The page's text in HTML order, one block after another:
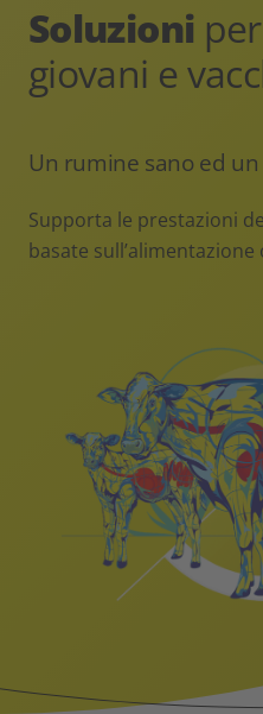
Soluzioni
giovani e
Un rumine sano ed
Supporta le prestazioni
basate